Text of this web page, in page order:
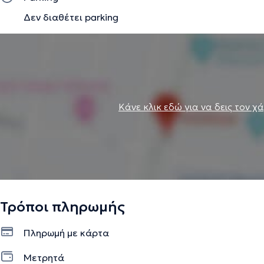
Δεν διαθέτει parking
Κάνε κλικ εδώ για να δεις τον
Τρόποι πληρωμής
Πληρωμή με κάρτα
Μετρητά